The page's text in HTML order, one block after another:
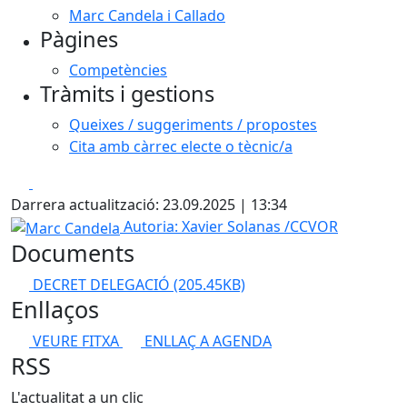
Marc Candela i Callado
Pàgines
Competències
Tràmits i gestions
Queixes / suggeriments / propostes
Cita amb càrrec electe o tècnic/a
Darrera actualització: 23.09.2025 | 13:34
Marc Candela
Autoria: Xavier Solanas /CCVOR
Documents
DECRET DELEGACIÓ (205.45KB)
Enllaços
VEURE FITXA ENLLAÇ A AGENDA
RSS
L'actualitat a un clic